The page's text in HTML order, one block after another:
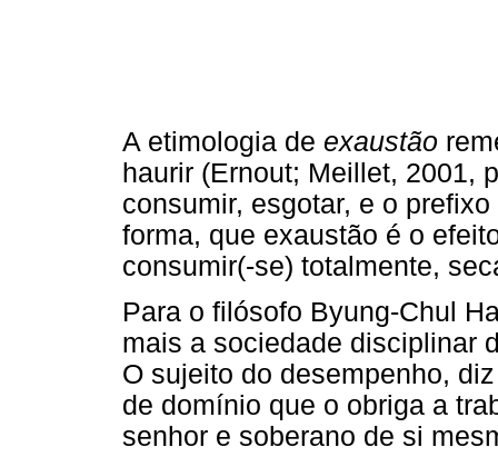
A etimologia de exaustão
haurir (Ernout; Meillet, 2001,
consumir, esgotar, e o prefixo
forma, que exaustão é o
consumir(-se) totalmente,
Para o filósofo Byung-Chul
mais a sociedade disciplinar
O sujeito do desempenho,
de domínio que o obriga a
senhor e soberano de si